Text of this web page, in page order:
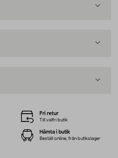
Fri retur
Till valfri butik
Hämta i butik
Beställ online, från butikslager